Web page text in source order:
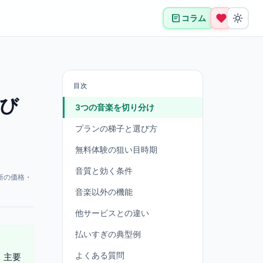
コラム
価格・
主要
目次
3つの音楽を切り分け
プランの梯子と選び方
無料体験の狙い目時期
音質と効く条件
音楽以外の機能
他サービスとの違い
払いすぎの典型例
よくある質問